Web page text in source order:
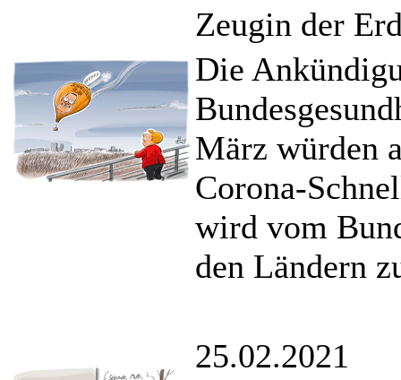
Zeugin der
Die
März würden
Corona-
wird vom
den Ländern
25.02.2021